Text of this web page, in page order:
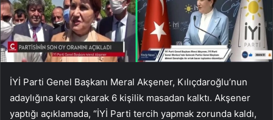
İYİ Parti Genel Başkanı Meral Akşener, Kılıçdaroğlu’nun
adaylığına karşı çıkarak 6 kişilik masadan kalktı. Akşener
yaptığı açıklamada, “İYİ Parti tercih yapmak zorunda kaldı,